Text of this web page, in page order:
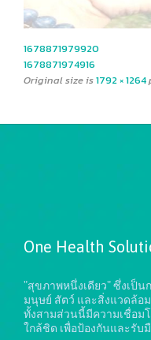
1678871979920
1678871974916
Original size is1792 × 1264
One Health
"สุขภาพหนึ่งเดียว" ซึ่งเป็
มนุษย์ สัตว์ และสิ่งแวดล้อ
ทั้งสามส่วนนี้มีความเชื่อม
ใกล้ชิด เพื่อป้องกันและรั